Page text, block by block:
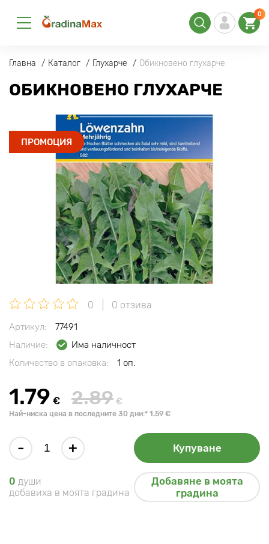
0
Главна Каталог Глухарче Обикновено глухарче
ОБИКНОВЕНО ГЛУХАРЧЕ
ПРОМОЦИЯ
0 0 отзива
Артикул:
77491
Наличие:
Има наличност
Количество в опаковка:
1 оп.
1.79 € 2.89 €
Най-ниска цена в последните 30 дни:* 1.59 €
- + Купуване
0 души
добавиха в моята градина
Добавяне в моята
градина